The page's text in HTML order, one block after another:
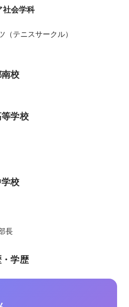
社会学科
（テニスサークル）
校
学校
校
長
学歴